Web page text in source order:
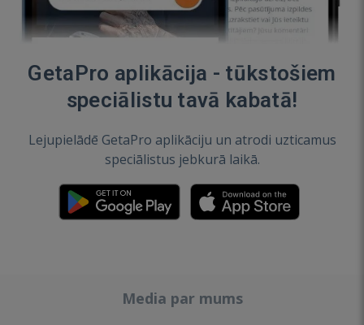
GetaPro aplikācija - tūkstošiem
speciālistu tavā kabatā!
Lejupielādē GetaPro aplikāciju un atrodi uzticamus
speciālistus jebkurā laikā.
Media par mums